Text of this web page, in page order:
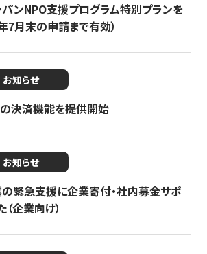
パンNPO支援プログラム特別プランを
7月末の申請まで有効）
お知らせ
決済機能を提供開始
お知らせ
緊急支援に企業寄付・社内募金サポ
企業向け）